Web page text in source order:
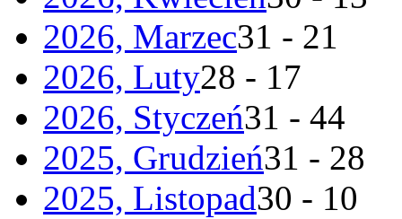
2026, Marzec31 - 21
2026, Luty28 - 17
2026, Styczeń31 - 44
2025, Grudzień31 - 28
2025, Listopad30 - 10